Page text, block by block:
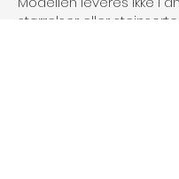
størrelser eller